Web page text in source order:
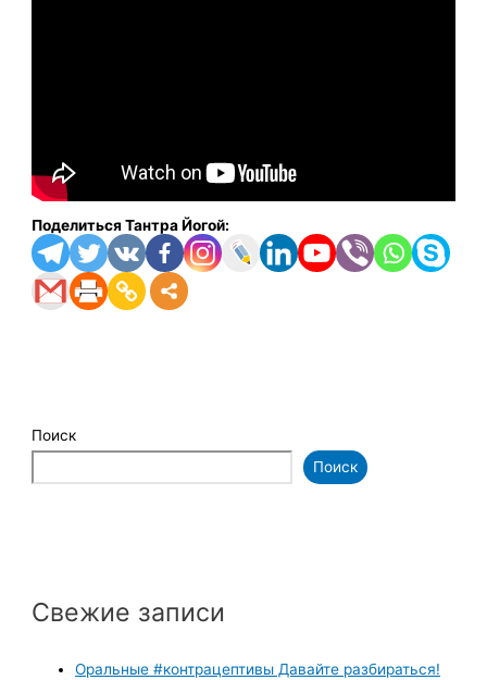
Поделиться Тантра Йогой:
Поиск
Поиск
Свежие записи
Оральные #контрацептивы Давайте разбираться!